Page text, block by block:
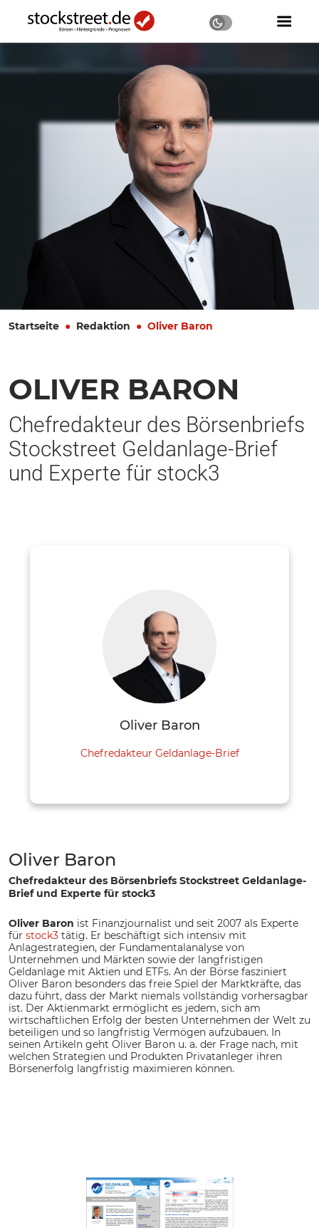
Startseite Redaktion Oliver Baron
OLIVER BARON
Chefredakteur des Börsenbriefs
Stockstreet Geldanlage-Brief
und Experte für stock3
Oliver Baron
Chefredakteur Geldanlage-Brief
Oliver Baron
Chefredakteur des Börsenbriefs Stockstreet Geldanlage-
Brief und Experte für stock3
Oliver Baron ist Finanzjournalist und seit 2007 als Experte
für stock3 tätig. Er beschäftigt sich intensiv mit
Anlagestrategien, der Fundamentalanalyse von
Unternehmen und Märkten sowie der langfristigen
Geldanlage mit Aktien und ETFs. An der Börse fasziniert
Oliver Baron besonders das freie Spiel der Marktkräfte, das
dazu führt, dass der Markt niemals vollständig vorhersagbar
ist. Der Aktienmarkt ermöglicht es jedem, sich am
wirtschaftlichen Erfolg der besten Unternehmen der Welt zu
beteiligen und so langfristig Vermögen aufzubauen. In
seinen Artikeln geht Oliver Baron u. a. der Frage nach, mit
welchen Strategien und Produkten Privatanleger ihren
Börsenerfolg langfristig maximieren können.